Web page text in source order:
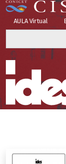
Top Menu
AULA Virtual
Menú